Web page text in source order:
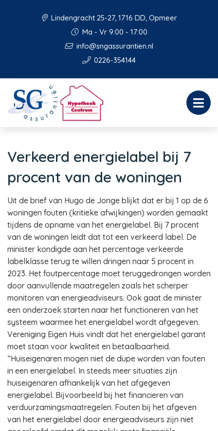
Lindengracht 25-27, 1716 DD, Opmeer
Ma - Vr 9:00 - 17:00
info@sngassurantien.nl
0226-354144
Verkeerd energielabel bij 7
procent van de woningen
Uit de brief van Hugo de Jonge blijkt dat er bij 1 op de 6
woningen fouten (kritieke afwijkingen) worden gemaakt
tijdens de opname van het energielabel. Bij 7 procent
van de woningen leidt dat tot een verkeerd label. De
minister kondigde aan het percentage verkeerde
labelklasse terug te willen dringen naar 5 procent in
2023. Het foutpercentage moet teruggedrongen worden
door aanvullende maatregelen zoals het scherper
monitoren van energieadviseurs. Ook gaat de minister
een onderzoek starten naar het functioneren van het
systeem waarmee het energielabel wordt afgegeven.
Vereniging Eigen Huis vindt dat het energielabel garant
moet staan voor kwaliteit en betaalbaarheid.
“Huiseigenaren mogen niet de dupe worden van fouten
in een energielabel. In steeds meer situaties zijn
huiseigenaren afhankelijk van het afgegeven
energielabel. Bijvoorbeeld bij het financieren van
verduurzamingsmaatregelen. Fouten bij het afgeven
van het energielabel door energieadviseurs zijn niet